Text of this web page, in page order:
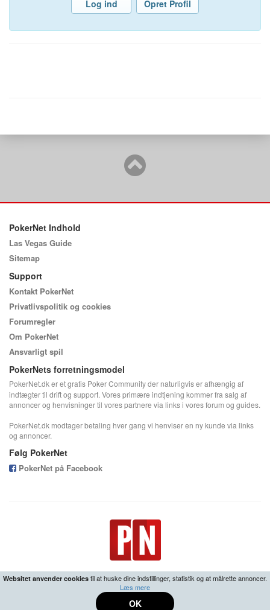
Log ind
Opret Profil
PokerNet Indhold
Las Vegas Guide
Sitemap
Support
Kontakt PokerNet
Privatlivspolitik og cookies
Forumregler
Om PokerNet
Ansvarligt spil
PokerNets forretningsmodel
PokerNet.dk er et gratis Poker Community der naturligvis er afhængig af
indtægter til drift og support. Vores primære indtjening kommer fra salg af
annoncer og henvisninger til vores partnere via links i vores forum og guides.
PokerNet.dk modtager betaling hver gang vi henviser en ny kunde via links
og annoncer.
Følg PokerNet
PokerNet på Facebook
18+ | Ansvarligt spil -Center for Ludomani•
© 2026 PokerNet.dk All rights reserved.
Websitet anvender cookies til at huske dine indstillinger, statistik og at målrette annoncer.
Læs mere
OK